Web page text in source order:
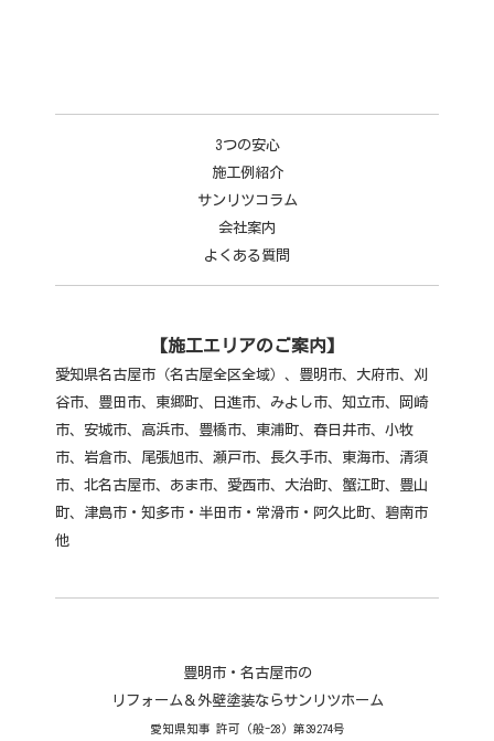
3つの安心
施工例紹介
サンリツコラム
会社案内
よくある質問
【施工エリアのご案内】
愛知県名古屋市（名古屋全区全域）、豊明市、大府市、刈
谷市、豊田市、東郷町、日進市、みよし市、知立市、岡崎
市、安城市、高浜市、豊橋市、東浦町、春日井市、小牧
市、 岩倉市、尾張旭市、瀬戸市、長久手市、東海市、清須
市、北名古屋市、あま市、愛西市、大治町、蟹江町、豊山
町、津島市・知多市・半田市・常滑市・阿久比町、碧南市
他
豊明市・名古屋市の
リフォーム＆外壁塗装ならサンリツホーム
愛知県知事 許可 (般-28) 第39274号